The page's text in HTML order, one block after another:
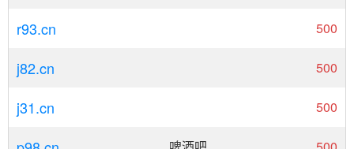
r93.cn 500
j82.cn 500
j31.cn 500